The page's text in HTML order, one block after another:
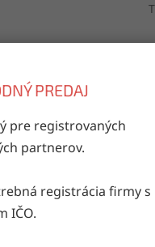
PREDAJ
pre registrovaných
partnerov.
registrácia firmy s
IČO.
201065/10003984